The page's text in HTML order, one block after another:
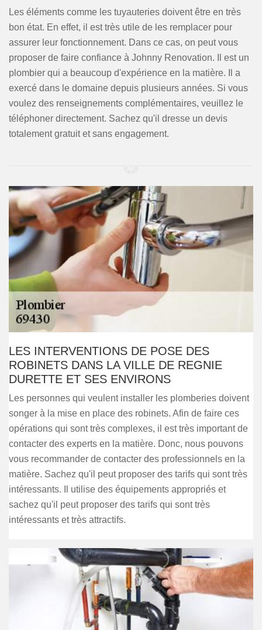
Les éléments comme les tuyauteries doivent être en très
bon état. En effet, il est très utile de les remplacer pour
assurer leur fonctionnement. Dans ce cas, on peut vous
proposer de faire confiance à Johnny Renovation. Il est un
plombier qui a beaucoup d'expérience en la matière. Il a
exercé dans le domaine depuis plusieurs années. Si vous
voulez des renseignements complémentaires, veuillez le
téléphoner directement. Sachez qu'il dresse un devis
totalement gratuit et sans engagement.
LES INTERVENTIONS DE POSE DES
ROBINETS DANS LA VILLE DE REGNIE
DURETTE ET SES ENVIRONS
Les personnes qui veulent installer les plomberies doivent
songer à la mise en place des robinets. Afin de faire ces
opérations qui sont très complexes, il est très important de
contacter des experts en la matière. Donc, nous pouvons
vous recommander de contacter des professionnels en la
matière. Sachez qu'il peut proposer des tarifs qui sont très
intéressants. Il utilise des équipements appropriés et
sachez qu'il peut proposer des tarifs qui sont très
intéressants et très attractifs.